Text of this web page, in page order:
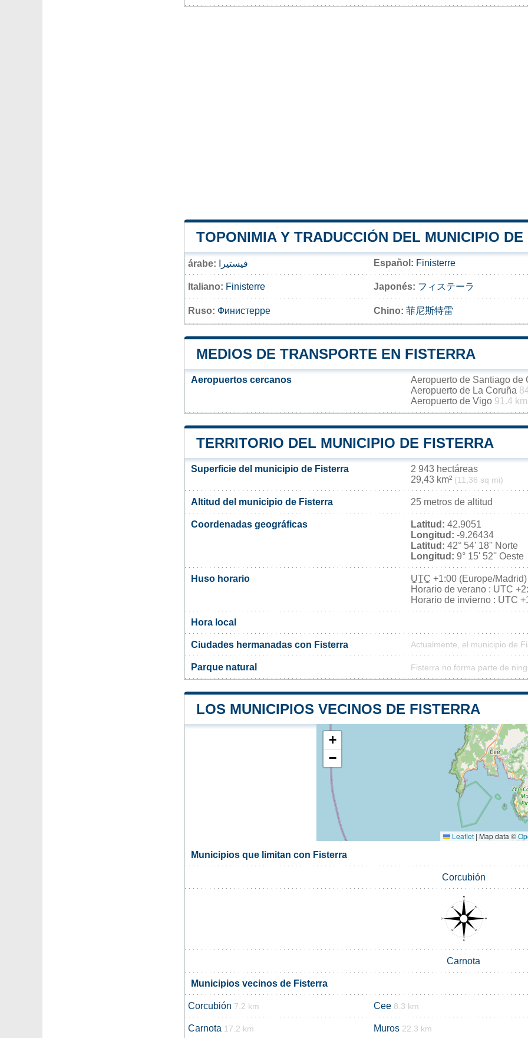
TOPONIMIA Y TRADUCCIÓN DEL MUNICIPIO
árabe: فيستيرا Español: Finisterre
Italiano: Finisterre Japonés: フィステーラ
Ruso: Финистерре Chino: 菲尼斯特雷
MEDIOS DE TRANSPORTE EN FISTERRA
Aeropuertos cercanos
Aeropuerto de Santiago de
Aeropuerto de La Coruña
Aeropuerto de Vigo 91.4 km
TERRITORIO DEL MUNICIPIO DE FISTERRA
Superficie del municipio de Fisterra
2 943 hectáreas
29,43 km² (11,36 sq mi)
Altitud del municipio de Fisterra 25 metros de altitud
Coordenadas geográficas Latitud: 42.9051
Longitud: -9.26434
Latitud: 42° 54' 18'' Norte
Longitud: 9° 15' 52'' Oeste
Huso horario UTC +1:00 (Europe/Madrid)
Horario de verano : UTC
Horario de invierno : UTC
Hora local
Ciudades hermanadas con Fisterra Actualmente, el municipio de
Parque natural Fisterra no forma parte de
LOS MUNICIPIOS VECINOS DE FISTERRA
+
−
Leaflet | Map data ©
Municipios que limitan con Fisterra
Corcubión
Carnota
Municipios vecinos de Fisterra
Corcubión 7.2 km Cee 8.3 km
Carnota 17.2 km Muros 22.3 km